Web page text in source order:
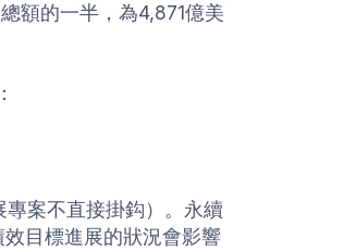
額的一半，為4,871億美
案不直接掛鈎）。永續
目標進展的狀況會影響